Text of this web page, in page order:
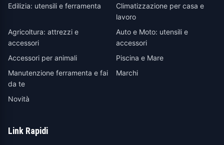
Edilizia: utensili e ferramenta
Climatizzazione per casa e
lavoro
Agricoltura: attrezzi e
accessori
Auto e Moto: utensili e
accessori
Accessori per animali
Piscina e Mare
Manutenzione ferramenta e fai
da te
Marchi
Novità
Link Rapidi